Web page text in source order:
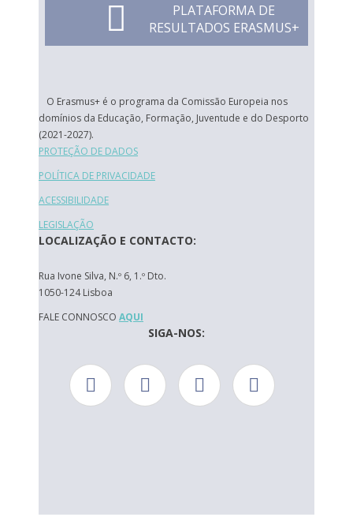
PLATAFORMA DE
RESULTADOS ERASMUS+
O Erasmus+ é o programa da Comissão Europeia nos
domínios da Educação, Formação, Juventude e do Desporto
(2021-2027).
PROTEÇÃO DE DADOS
POLÍTICA DE PRIVACIDADE
ACESSIBILIDADE
LEGISLAÇÃO
LOCALIZAÇÃO E CONTACTO:
Rua Ivone Silva, N.º 6, 1.º Dto.
1050-124 Lisboa
FALE CONNOSCO AQUI
SIGA-NOS: